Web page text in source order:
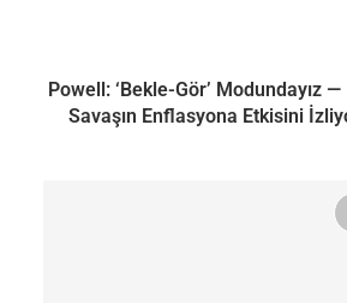
Powell: ‘Bekle-Gör’ Modundayız —
Savaşın Enflasyona Etkisini